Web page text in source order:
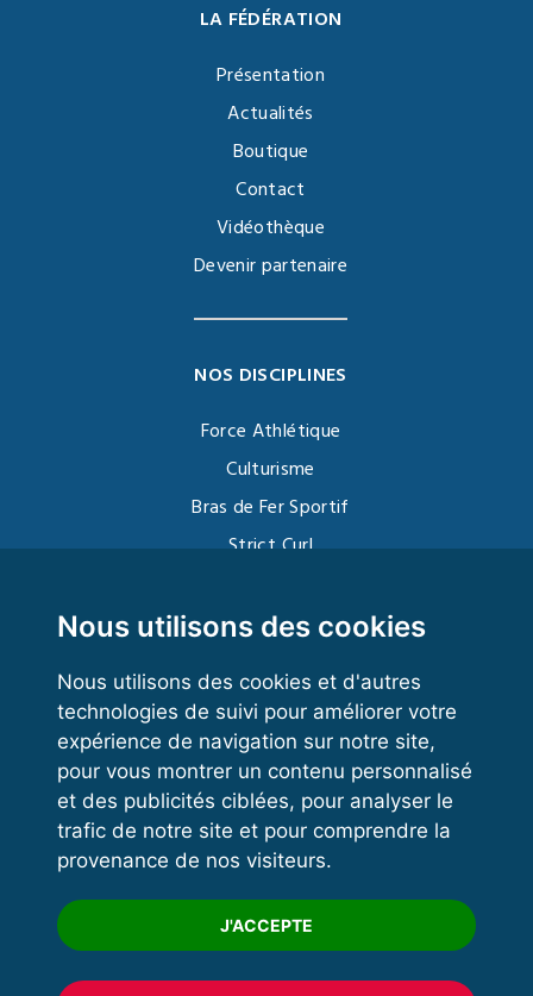
Nous utilisons des cookies
Nous utilisons des cookies et d'autres
technologies de suivi pour améliorer votre
expérience de navigation sur notre site,
pour vous montrer un contenu personnalisé
et des publicités ciblées, pour analyser le
trafic de notre site et pour comprendre la
provenance de nos visiteurs.
J'ACCEPTE
LA FÉDÉRATION
Présentation
Actualités
Boutique
Contact
Vidéothèque
Devenir partenaire
NOS DISCIPLINES
Force Athlétique
Culturisme
Bras de Fer Sportif
Strict Curl
Kettlebell
VOS ESPACES
Espace dirigeant
Espace licencié
Trouver un club
Formation